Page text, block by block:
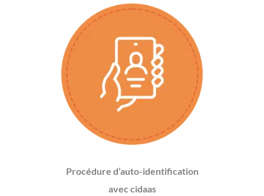
Procédure d’auto-identification
avec cidaas